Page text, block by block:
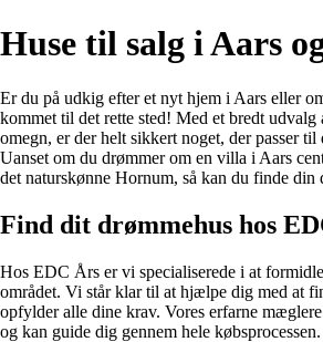
Huse til salg i Aars
Er du på udkig efter et nyt hjem i Aars eller
kommet til det rette sted! Med et bredt
omegn, er der helt sikkert noget, der passer til
Uanset om du drømmer om en villa i Aars
det naturskønne Hornum, så kan du finde din
Find dit drømmehus hos
Hos EDC Års er vi specialiserede i at
området. Vi står klar til at hjælpe dig med at
opfylder alle dine krav. Vores erfarne
og kan guide dig gennem hele købsprocessen.